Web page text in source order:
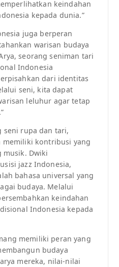
keindahan
kepada dunia.”
juga berperan
warisan budaya
seorang seniman tari
Indonesia
dari identitas
seni, kita dapat
leluhur agar tetap
seni rupa dan tari,
memiliki kontribusi yang
Dwiki
jazz Indonesia,
bahasa universal yang
budaya. Melalui
keindahan
Indonesia kepada
memiliki peran yang
budaya
mereka, nilai-nilai